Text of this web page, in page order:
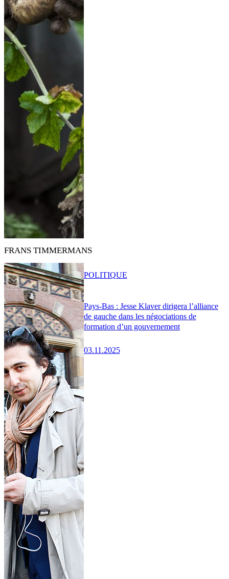
FRANS TIMMERMANS
Pays-Bas : Jesse Klaver dirigera l’alliance
de gauche dans les négociations de
formation d’un gouvernement
03.11.2025
POLITIQUE